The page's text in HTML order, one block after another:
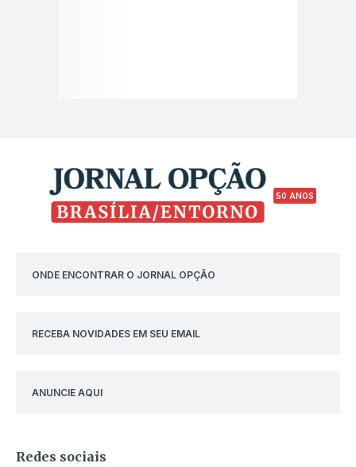
50 ANOS
ONDE ENCONTRAR O JORNAL OPÇÃO
RECEBA NOVIDADES EM SEU EMAIL
ANUNCIE AQUI
Redes sociais